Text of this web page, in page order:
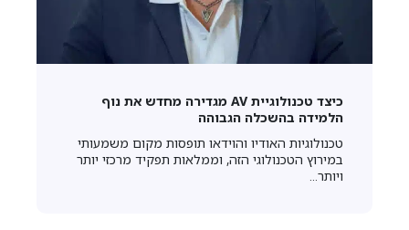
כיצד טכנולוגיית AV מגדירה מחדש את נוף
הלמידה בהשכלה הגבוהה
טכנולוגיות האודיו והוידאו תופסות מקום משמעותי
במירוץ הטכנולוגי הזה, וממלאות תפקיד מרכזי יותר
ויותר...